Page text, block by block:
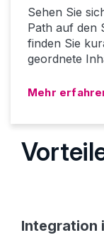
Sehen Sie
Path auf den
finden Sie
geordnete
Mehr
Integration